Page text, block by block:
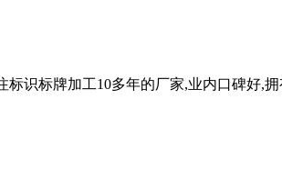
识标牌加工10多年的厂家,业内口碑好